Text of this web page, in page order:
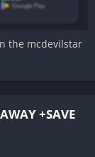
the mcdevilstar
+SAVE